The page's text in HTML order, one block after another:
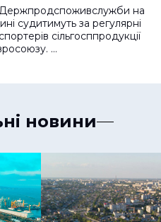
Держпродспоживслужби на
судитимуть за регулярні
сільгосппродукції
…
новини